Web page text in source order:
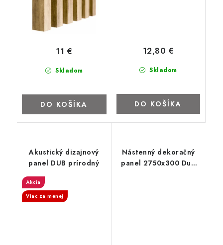
Skladom
11 €
DO KOŠÍKA
Skladom
12,80 €
DO KOŠÍKA
Akustický dizajnový
panel DUB prírodný
Akcia
Viac za menej
Nástenný dekoračný
panel 2750x300 Dub